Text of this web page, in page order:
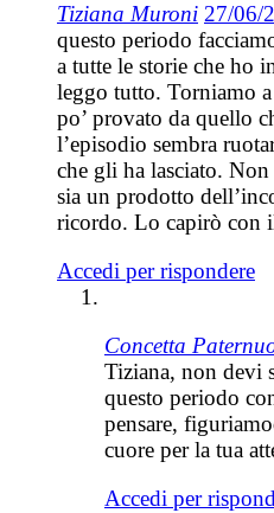
Tiziana Muroni 27/06/
questo periodo
a tutte le storie che ho
leggo tutto. Torniamo
po’ provato da quello
l’episodio sembra
che gli ha lasciato.
sia un prodotto
ricordo. Lo capirò con
Accedi per rispondere
Concetta
Tiziana, non devi
questo periodo
pensare,
cuore per la tua
Accedi per